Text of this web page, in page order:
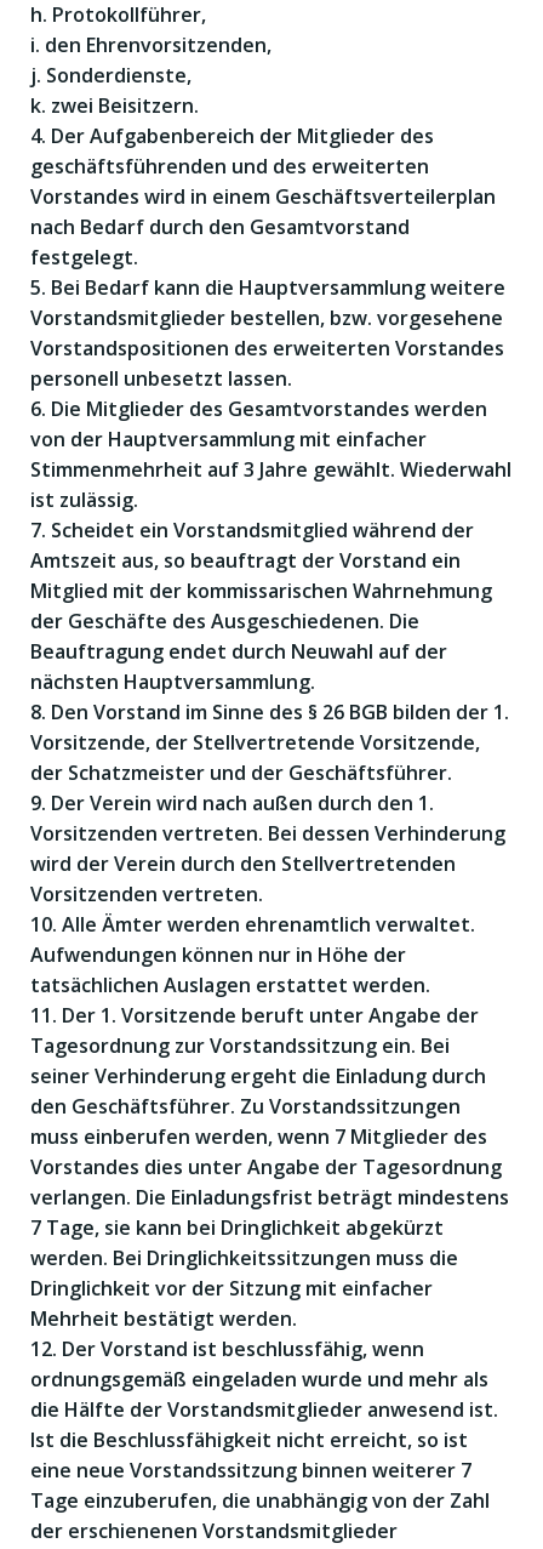
h. Protokollführer,
i. den Ehrenvorsitzenden,
j. Sonderdienste,
k. zwei Beisitzern.
4. Der Aufgabenbereich der Mitglieder des
geschäftsführenden und des erweiterten
Vorstandes wird in einem Geschäftsverteilerplan
nach Bedarf durch den Gesamtvorstand
festgelegt.
5. Bei Bedarf kann die Hauptversammlung weitere
Vorstandsmitglieder bestellen, bzw. vorgesehene
Vorstandspositionen des erweiterten Vorstandes
personell unbesetzt lassen.
6. Die Mitglieder des Gesamtvorstandes werden
von der Hauptversammlung mit einfacher
Stimmenmehrheit auf 3 Jahre gewählt. Wiederwahl
ist zulässig.
7. Scheidet ein Vorstandsmitglied während der
Amtszeit aus, so beauftragt der Vorstand ein
Mitglied mit der kommissarischen Wahrnehmung
der Geschäfte des Ausgeschiedenen. Die
Beauftragung endet durch Neuwahl auf der
nächsten Hauptversammlung.
8. Den Vorstand im Sinne des § 26 BGB bilden der 1.
Vorsitzende, der Stellvertretende Vorsitzende,
der Schatzmeister und der Geschäftsführer.
9. Der Verein wird nach außen durch den 1.
Vorsitzenden vertreten. Bei dessen Verhinderung
wird der Verein durch den Stellvertretenden
Vorsitzenden vertreten.
10. Alle Ämter werden ehrenamtlich verwaltet.
Aufwendungen können nur in Höhe der
tatsächlichen Auslagen erstattet werden.
11. Der 1. Vorsitzende beruft unter Angabe der
Tagesordnung zur Vorstandssitzung ein. Bei
seiner Verhinderung ergeht die Einladung durch
den Geschäftsführer. Zu Vorstandssitzungen
muss einberufen werden, wenn 7 Mitglieder des
Vorstandes dies unter Angabe der Tagesordnung
verlangen. Die Einladungsfrist beträgt mindestens
7 Tage, sie kann bei Dringlichkeit abgekürzt
werden. Bei Dringlichkeitssitzungen muss die
Dringlichkeit vor der Sitzung mit einfacher
Mehrheit bestätigt werden.
12. Der Vorstand ist beschlussfähig, wenn
ordnungsgemäß eingeladen wurde und mehr als
die Hälfte der Vorstandsmitglieder anwesend ist.
Ist die Beschlussfähigkeit nicht erreicht, so ist
eine neue Vorstandssitzung binnen weiterer 7
Tage einzuberufen, die unabhängig von der Zahl
der erschienenen Vorstandsmitglieder